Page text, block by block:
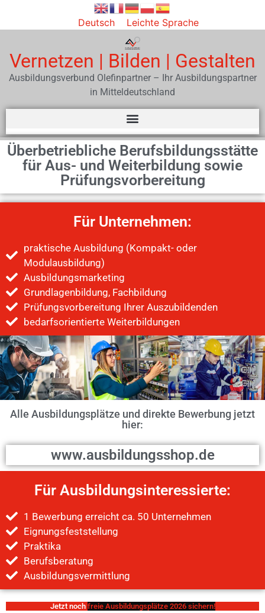
Deutsch Leichte Sprache
Vernetzen | Bilden | Gestalten
Ausbildungsverbund Olefinpartner – Ihr Ausbildungspartner
in Mitteldeutschland
Überbetriebliche Berufsbildungsstätte
für Aus- und Weiterbildung sowie
Prüfungsvorbereitung
Für Unternehmen:
praktische Ausbildung (Kompakt- oder
Modulausbildung)
Ausbildungsmarketing
Grundlagenbildung, Fachbildung
Prüfungsvorbereitung Ihrer Auszubildenden
bedarfsorientierte Weiterbildungen
Alle Ausbildungsplätze und direkte Bewerbung jetzt
hier:
www.ausbildungsshop.de
Für Ausbildungsinteressierte:
1 Bewerbung erreicht ca. 50 Unternehmen
Eignungsfeststellung
Praktika
Berufsberatung
Ausbildungsvermittlung
Jetzt noch freie Ausbildungsplätze 2026 sichern!